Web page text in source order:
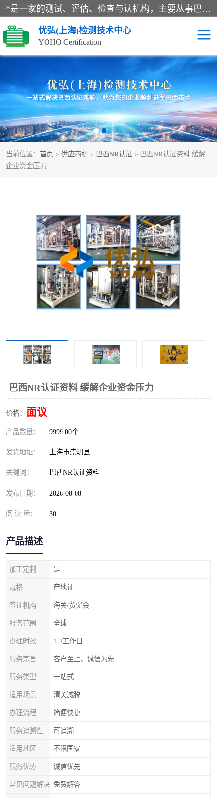
*是一家的测试、评估、检查与认机构，主要从事巴西NR10认证、NR12认证、NR13认证；ANATEL认证、INMTRO认证，欧盟CE认证：MD认证，PED认证，MID认证，ATEX认证，德国蓝色天使认证。
优弘(上海)检测技术中心
YOHO Certification
当前位置： 首页 > 供应商机 > 巴西NR认证 > 巴西NR认证资料 缓解
企业资金压力
巴西NR认证资料 缓解企业资金压力
价格： 面议
产品数量： 9999.00个
发货地址： 上海市崇明县
关键词： 巴西NR认证资料
发布日期： 2026-08-08
阅 读 量： 30
产品描述
加工定制 是
规格 产地证
签证机构 海关/贸促会
服务范围 全球
办理时效 1-2工作日
服务宗旨 客户至上、诚信为先
服务类型 一站式
适用场景 清关减税
办理流程 简便快捷
服务追溯性 可追溯
适用地区 不限国家
服务优势 诚信优先
常见问题解决 免费解答
RECYCLASS认证 NR10认证
NR12认证 NR13认证
ART认证 巴西NR认证
巴西认证 RETIE认证